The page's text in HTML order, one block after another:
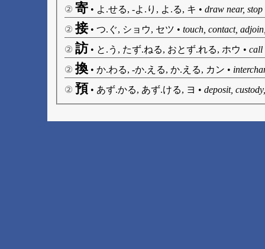
② 寄 • よ.せる, -よ.り, よ.る, キ • draw near,
② 接• つ.ぐ, ショウ, セツ • touch, contact,
② 訪 • と.う, たず.ねる, おとず.れる, ホウ • call
② 換 • か.わる, -か.える, か.える, カン •
② 預 • あず.かる, あず.ける, ヨ • deposit,